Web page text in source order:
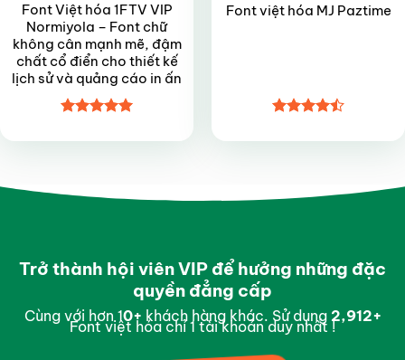
Font Việt hóa 1FTV VIP
Normiyola – Font chữ
không cân mạnh mẽ, đậm
chất cổ điển cho thiết kế
lịch sử và quảng cáo in ấn
hạng4.95
Font việt hóa MJ Paztime
hạng4.5
Trở thành hội viên VIP để hưởng những đặc
quyền đẳng cấp
Cùng với hơn 10+khách hàng khác. Sử dụng 2,994+
Font việt hóa chỉ 1 tài khoản duy nhất !